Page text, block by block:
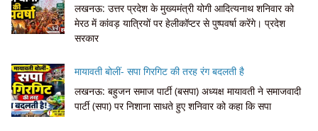
लखनऊ: उत्तर प्रदेश के मुख्यमंत्री योगी आदित्यनाथ शनिवार को
मेरठ में कांवड़ यात्रियों पर हेलीकॉप्टर से पुष्पवर्षा करेंगे। प्रदेश
सरकार
मायावती बोलीं- सपा गिरगिट की तरह रंग बदलती है
लखनऊ: बहुजन समाज पार्टी (बसपा) अध्यक्ष मायावती ने समाजवादी
पार्टी (सपा) पर निशाना साधते हुए शनिवार को कहा कि सपा